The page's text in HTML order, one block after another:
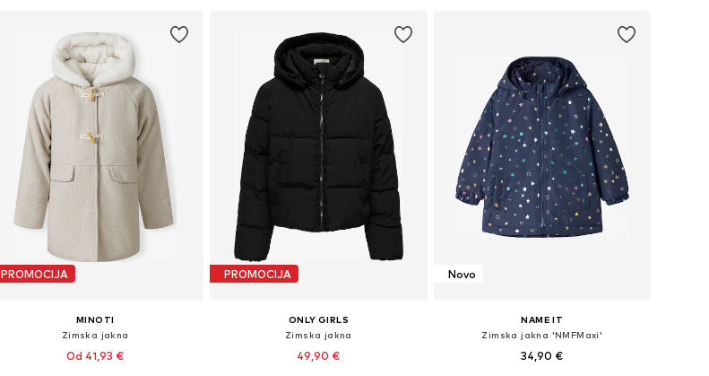
PROMOCIJA
MINOTI
Zimska jakna
Od 41,93 €
PROMOCIJA
ONLY GIRLS
Zimska jakna
49,90 €
Novo
NAME IT
Zimska jakna 'NMFMaxi'
34,90 €